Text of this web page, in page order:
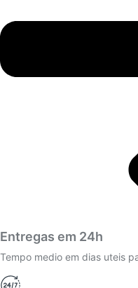
Entregas em 24h
Tempo medio em dias uteis